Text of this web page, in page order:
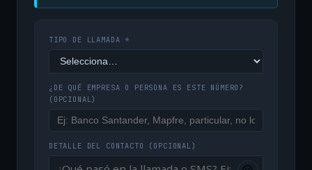
TIPO DE LLAMADA *
¿DE QUÉ EMPRESA O PERSONA ES ESTE NÚMERO?
(OPCIONAL)
DETALLE DEL CONTACTO (OPCIONAL)